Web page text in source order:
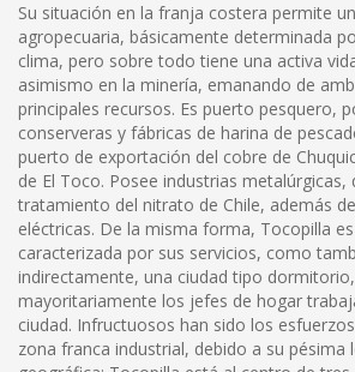
Su situación en la franja costera permite
agropecuaria, básicamente determinada
clima, pero sobre todo tiene una activa
asimismo en la minería, emanando de
principales recursos. Es puerto pesquero,
conserveras y fábricas de harina de
puerto de exportación del cobre de
de El Toco. Posee industrias metalúrgicas,
tratamiento del nitrato de Chile, además
eléctricas. De la misma forma, Tocopilla
caracterizada por sus servicios, como
indirectamente, una ciudad tipo
mayoritariamente los jefes de hogar
ciudad. Infructuosos han sido los
zona franca industrial, debido a su pésima